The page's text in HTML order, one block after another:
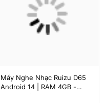
Máy Nghe Nhạc Ruizu D65
Android 14 | RAM 4GB -
64GB Chính Hãng